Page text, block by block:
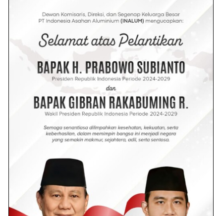
Wanita Berambut Pirang Coba-
Tanjung Tiram, Eh Ternyata
Ketahuan
4.1k views
Diduga Stres Terlilit Hutang,
Wanita di Batu Bara Gantung Diri
Dengan Kain Gorden
Senja Berdarah di Jalan Lima
Kecelakaan Maut
1.8k views
Polisi Tangkap Pria Asal Desa
Pahlawan, ini penyebabnya!